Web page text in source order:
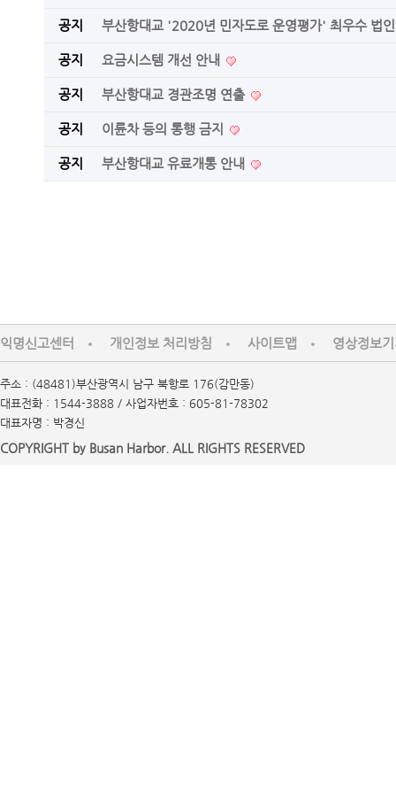
공지 부산항대교 '2020년 민자도로 운영평가' 최우수 법
공지 요금시스템 개선 안내
공지 부산항대교 경관조명 연출
공지 이륜차 등의 통행 금지
공지 부산항대교 유료개통 안내
익명신고센터 개인정보 처리방침 사이트맵 영상정보
주소 : (48481)부산광역시 남구 북항로 176(감만동)
대표전화 : 1544-3888 / 사업자번호 : 605-81-78302
대표자명 : 박경신
COPYRIGHT by Busan Harbor. ALL RIGHTS RESERVED